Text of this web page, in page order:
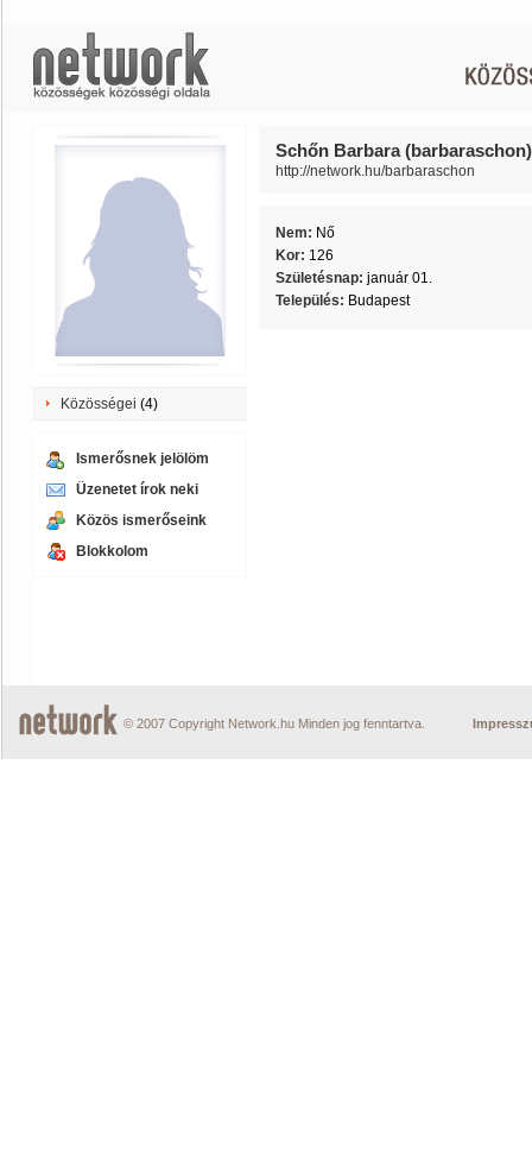
Közösségei (4)
Ismerősnek jelölöm
Üzenetet írok neki
Közös ismerőseink
Blokkolom
Schőn Barbara (barbaraschon)
http://network.hu/barbaraschon
Nem: Nő
Kor: 126
Születésnap: január 01.
Település: Budapest
© 2007 Copyright Network.hu Minden jog fenntartva.